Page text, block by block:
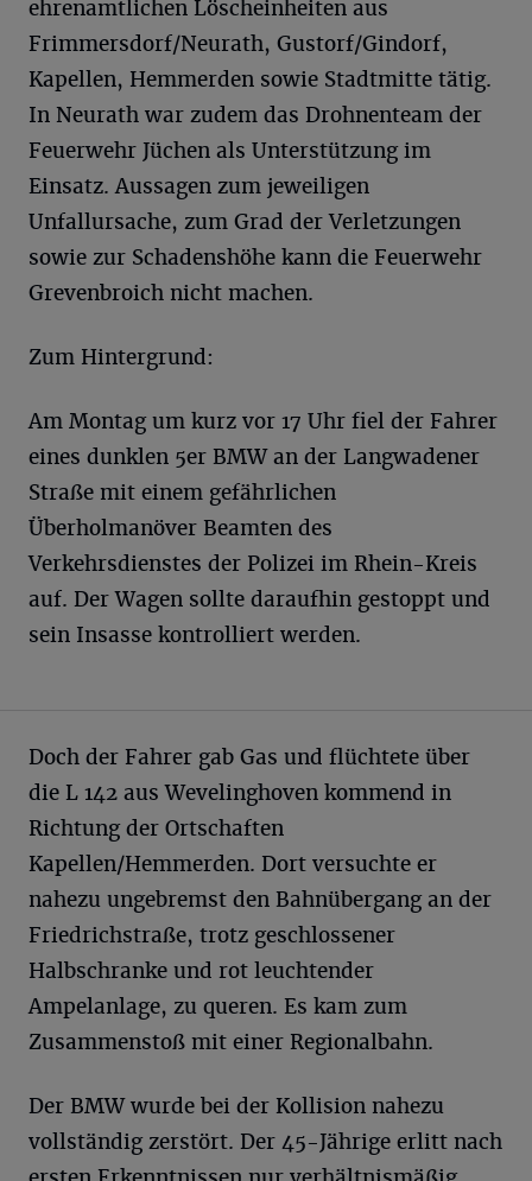
ehrenamtlichen Löscheinheiten aus
Frimmersdorf/Neurath, Gustorf/Gindorf,
Kapellen, Hemmerden sowie Stadtmitte tätig.
In Neurath war zudem das Drohnenteam der
Feuerwehr Jüchen als Unterstützung im
Einsatz. Aussagen zum jeweiligen
Unfallursache, zum Grad der Verletzungen
sowie zur Schadenshöhe kann die Feuerwehr
Grevenbroich nicht machen.
Zum Hintergrund:
Am Montag um kurz vor 17 Uhr fiel der Fahrer
eines dunklen 5er BMW an der Langwadener
Straße mit einem gefährlichen
Überholmanöver Beamten des
Verkehrsdienstes der Polizei im Rhein-Kreis
auf. Der Wagen sollte daraufhin gestoppt und
sein Insasse kontrolliert werden.
Doch der Fahrer gab Gas und flüchtete über
die L 142 aus Wevelinghoven kommend in
Richtung der Ortschaften
Kapellen/Hemmerden. Dort versuchte er
nahezu ungebremst den Bahnübergang an der
Friedrichstraße, trotz geschlossener
Halbschranke und rot leuchtender
Ampelanlage, zu queren. Es kam zum
Zusammenstoß mit einer Regionalbahn.
Der BMW wurde bei der Kollision nahezu
vollständig zerstört. Der 45-Jährige erlitt nach